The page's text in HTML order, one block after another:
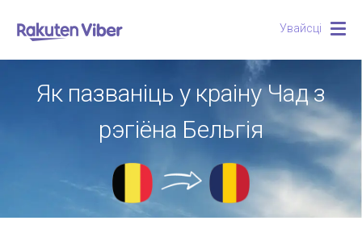
Увайсці
Як пазваніць у краіну Чад з
рэгіёна Бельгія